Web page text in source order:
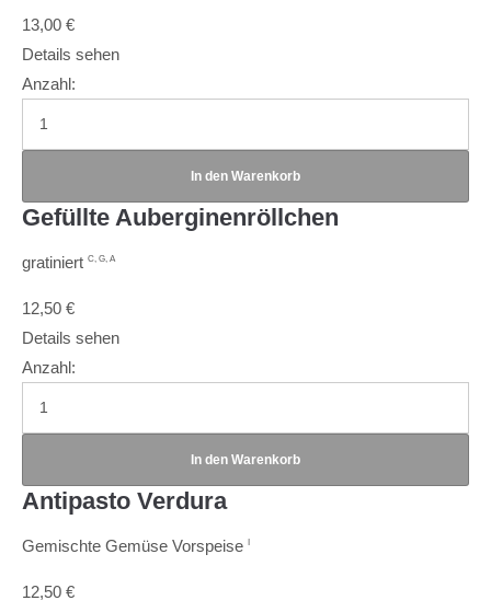
13,00 €
Details sehen
Anzahl:
Gefüllte Auberginenröllchen
gratiniert C, G, A
12,50 €
Details sehen
Anzahl:
Antipasto Verdura
Gemischte Gemüse Vorspeise
12,50 €